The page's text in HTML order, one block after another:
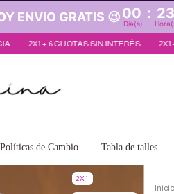
ENVIO GRATIS 😉00 : 23
Dia(s)
INTERÉS 2X1 + 20% OFF POR
Políticas de Cambio Tabla de talles
2X1
Inicio